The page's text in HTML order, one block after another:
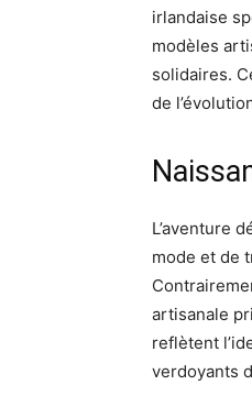
irlandaise
modèles
solidaires.
de
L’aventure
mode et de
artisanale
reflètent
verdoyants